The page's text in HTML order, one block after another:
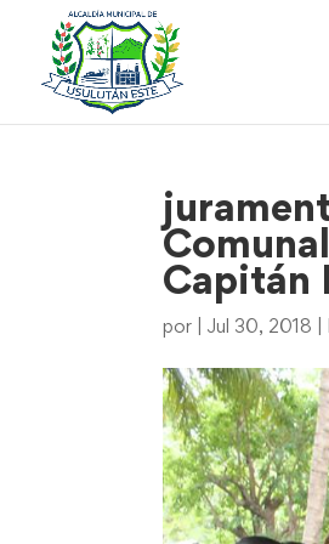
Capitán
por Jul 30, 2018